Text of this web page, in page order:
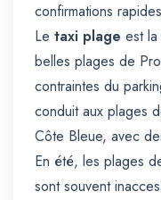
confirmations
Le taxi plage est
belles plages de
contraintes du
conduit aux plages
Côte Bleue, avec
En été, les plages
sont souvent